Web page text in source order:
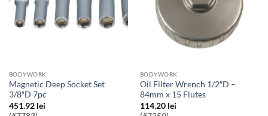
BODYWORK
Magnetic Deep Socket Set
3/8″D 7pc
451.92 lei
BODYWORK
Oil Filter Wrench 1/2″D –
84mm x 15 Flutes
114.20 lei